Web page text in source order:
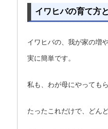
イワヒバの育て方
イワヒバの、我が家の増
実に簡単です。
私も、わが母にやっても
たったこれだけで、どん